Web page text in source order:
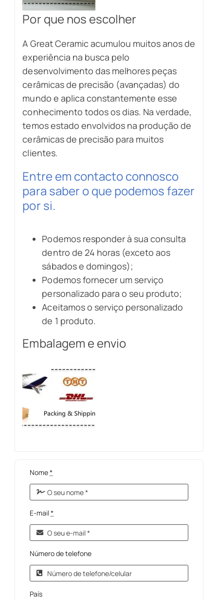
Por que nos escolher
A Great Ceramic acumulou muitos anos de
experiência na busca pelo
desenvolvimento das melhores peças
cerâmicas de precisão (avançadas) do
mundo e aplica constantemente esse
conhecimento todos os dias. Na verdade,
temos estado envolvidos na produção de
cerâmicas de precisão para muitos
clientes.
Entre em contacto connosco
para saber o que podemos fazer
por si.
Podemos responder à sua consulta
dentro de 24 horas (exceto aos
sábados e domingos);
Podemos fornecer um serviço
personalizado para o seu produto;
Aceitamos o serviço personalizado
de 1 produto.
Embalagem e envio
Nome*
E-mail*
Número de telefone
País